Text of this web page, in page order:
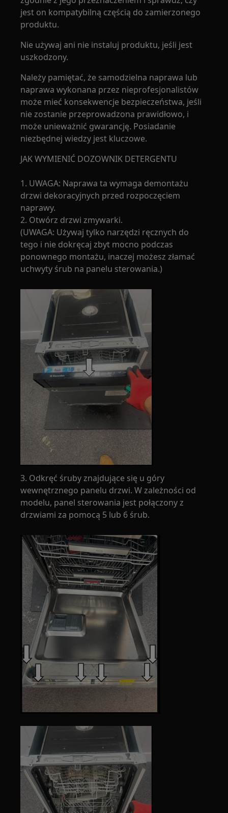
jest on kompatybilną częścią do zamierzonego
produktu.
Nie używaj ani nie instaluj produktu, jeśli jest
uszkodzony.
Należy pamiętać, że samodzielna naprawa lub
naprawa wykonana przez nieprofesjonalistów
może mieć konsekwencje bezpieczeństwa, jeśli
nie zostanie przeprowadzona prawidłowo, i
może unieważnić gwarancję. Posiadanie
niezbędnej wiedzy jest kluczowe.
JAK WYMIENIĆ DOZOWNIK DETERGENTU
1. UWAGA: Naprawa ta wymaga demontażu
drzwi dekoracyjnych przed rozpoczęciem
naprawy.
2. Otwórz drzwi zmywarki.
(UWAGA: Używaj tylko narzędzi ręcznych do
tego i nie dokręcaj zbyt mocno podczas
ponownego montażu, inaczej możesz złamać
uchwyty śrub na panelu sterowania.)
3. Odkręć śruby znajdujące się u góry
wewnętrznego panelu drzwi. W zależności od
modelu, panel sterowania jest połączony z
drzwiami za pomocą 5 lub 6 śrub.